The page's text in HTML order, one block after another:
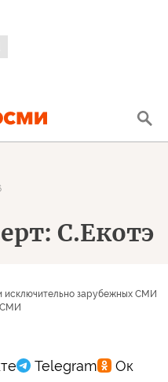
С.Екотэ
зарубежных СМИ